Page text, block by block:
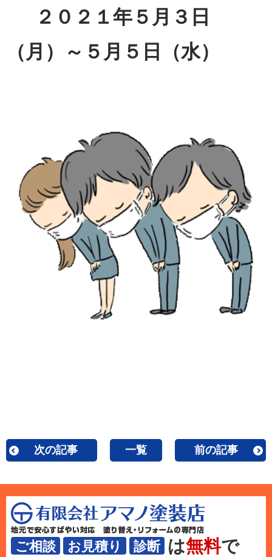
２０２１年５月３日
（月）～５月５日（水）
次の記事 一覧 前の記事
ご相談 お見積り 診断 は無料で